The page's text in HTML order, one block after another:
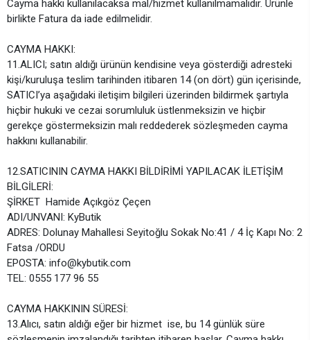
Cayma hakkı kullanılacaksa mal/hizmet kullanılmamalıdır. Ürünle
birlikte Fatura da iade edilmelidir.
CAYMA HAKKI:
11.ALICI; satın aldığı ürünün kendisine veya gösterdiği adresteki
kişi/kuruluşa teslim tarihinden itibaren 14 (on dört) gün içerisinde,
SATICI’ya aşağıdaki iletişim bilgileri üzerinden bildirmek şartıyla
hiçbir hukuki ve cezai sorumluluk üstlenmeksizin ve hiçbir
gerekçe göstermeksizin malı reddederek sözleşmeden cayma
hakkını kullanabilir.
12.SATICININ CAYMA HAKKI BİLDİRİMİ YAPILACAK İLETİŞİM
BİLGİLERİ:
ŞİRKET Hamide Açıkgöz Çeçen
ADI/UNVANI: KyButik
ADRES: Dolunay Mahallesi Seyitoğlu Sokak No:41 / 4 İç Kapı No: 2
Fatsa /ORDU
EPOSTA: info@kybutik.com
TEL: 0555 177 96 55
CAYMA HAKKININ SÜRESİ:
13.Alıcı, satın aldığı eğer bir hizmet ise, bu 14 günlük süre